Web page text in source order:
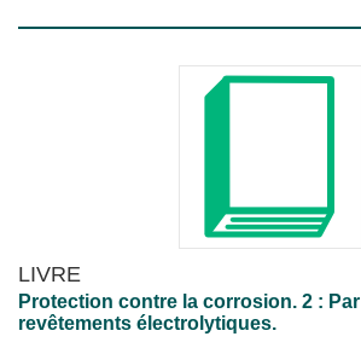
LIVRE
Protection contre la corrosion. 2 : Par
revêtements électrolytiques.